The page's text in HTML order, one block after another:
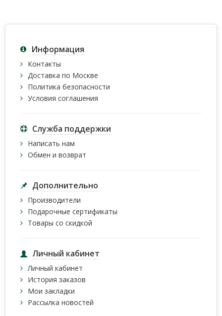
Информация
Контакты
Доставка по Москве
Политика безопасности
Условия соглашения
Служба поддержки
Написать нам
Обмен и возврат
Дополнительно
Производители
Подарочные сертификаты
Товары со скидкой
Личный кабинет
Личный кабинет
История заказов
Мои закладки
Рассылка новостей